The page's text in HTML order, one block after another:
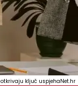
ključ uspjehaNet.hr